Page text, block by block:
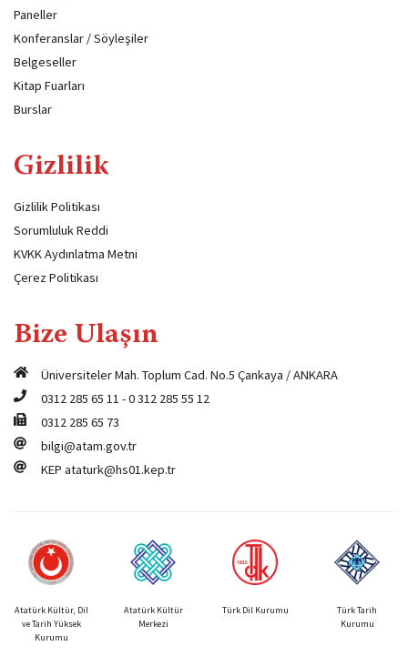
Paneller
Konferanslar / Söyleşiler
Belgeseller
Kitap Fuarları
Burslar
Gizlilik
Gizlilik Politikası
Sorumluluk Reddi
KVKK Aydınlatma Metni
Çerez Politikası
Bize Ulaşın
Üniversiteler Mah. Toplum Cad. No.5 Çankaya / ANKARA
0312 285 65 11 -0 312 285 55 12
0312 285 65 73
bilgi@atam.gov.tr
KEP ataturk@hs01.kep.tr
Atatürk Kültür, Dil
ve Tarih Yüksek
Kurumu
Atatürk Kültür
Merkezi
Türk Dil Kurumu
Türk Tarih
Kurumu